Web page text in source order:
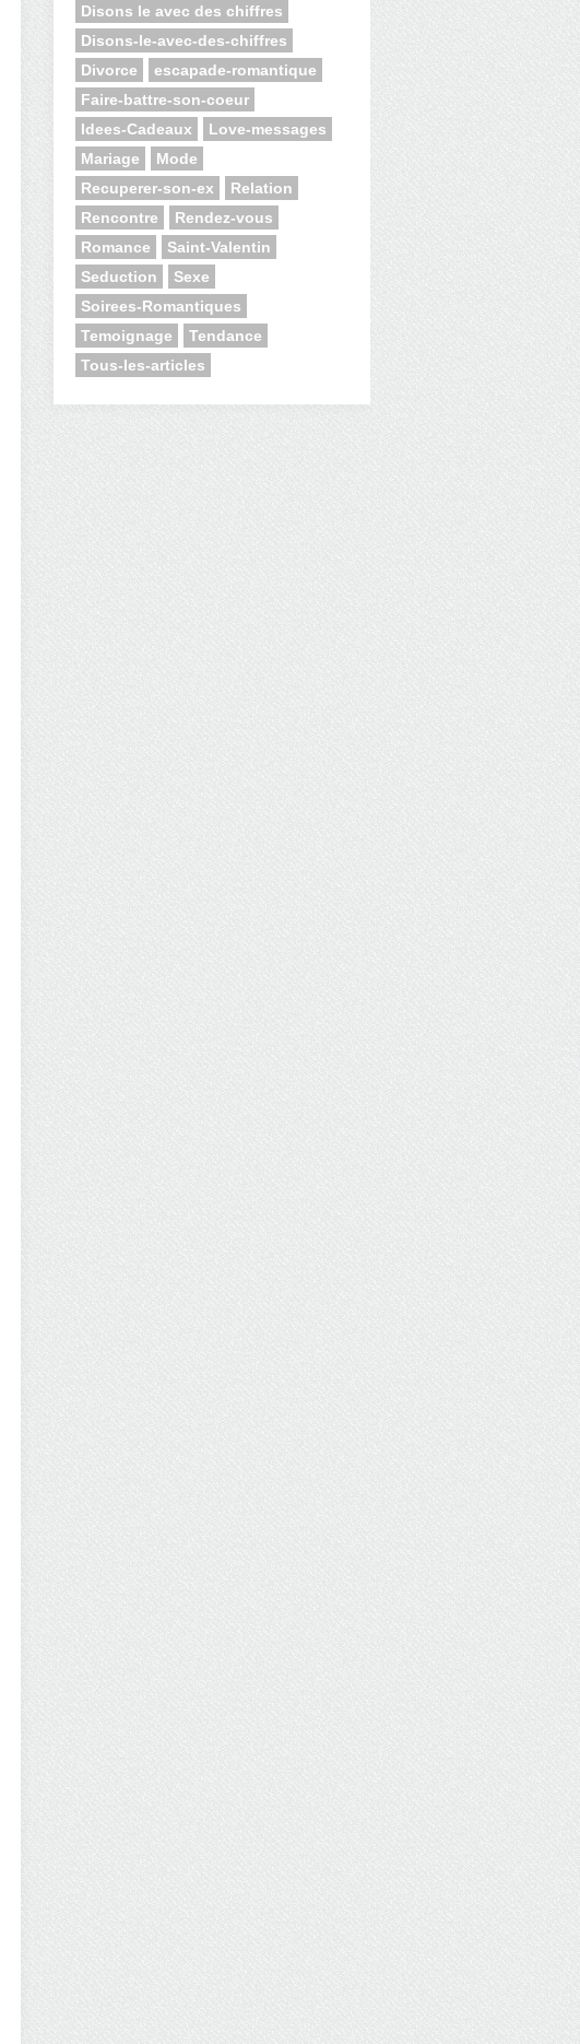
Disons le avec des chiffres
Disons-le-avec-des-chiffres
Divorce
escapade-romantique
Faire-battre-son-coeur
Idees-Cadeaux
Love-messages
Mariage
Mode
Recuperer-son-ex
Relation
Rencontre
Rendez-vous
Romance
Saint-Valentin
Seduction
Sexe
Soirees-Romantiques
Temoignage
Tendance
Tous-les-articles